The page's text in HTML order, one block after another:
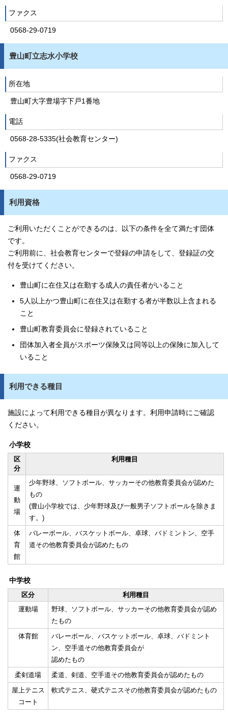
ファクス
0568-29-0719
豊山町立志水小学校
所在地
豊山町大字豊場字下戸1番地
電話
0568-28-5335(社会教育センター)
ファクス
0568-29-0719
利用資格
ご利用いただくことができるのは、以下の条件を全て満たす団体
です。
ご利用前に、社会教育センターで登録の申請をして、登録証の交
付を受けてください。
豊山町に在住又は在勤する成人の責任者がいること
5人以上かつ豊山町に在住又は在勤する者が半数以上含まれる
こと
豊山町教育委員会に登録されていること
団体加入者全員がスポーツ保険又は同等以上の保険に加入して
いること
利用できる種目
施設によって利用できる種目が異なります。利用申請時にご確認
ください。
小学校
区
分
利用種目
運
動
場
少年野球、ソフトボール、サッカーその他教育委員会が認めた
もの
(豊山小学校では、少年野球及び一般男子ソフトボールを除きま
す。)
体
育
館
バレーボール、バスケットボール、卓球、バドミントン、空手
道その他教育委員会が認めたもの
中学校
区分
利用種目
運動場
野球、ソフトボール、サッカーその他教育委員会が認め
たもの
体育館
バレーボール、バスケットボール、卓球、バドミント
ン、空手道その他教育委員会が
認めたもの
柔剣道場
柔道、剣道、空手道その他教育委員会が認めたもの
屋上テニス
コート
軟式テニス、硬式テニスその他教育委員会が認めたもの